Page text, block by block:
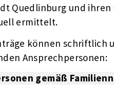
Quedlinburg und
ermittelt.
können schriftlich
Ansprechpersonen:
gemäß